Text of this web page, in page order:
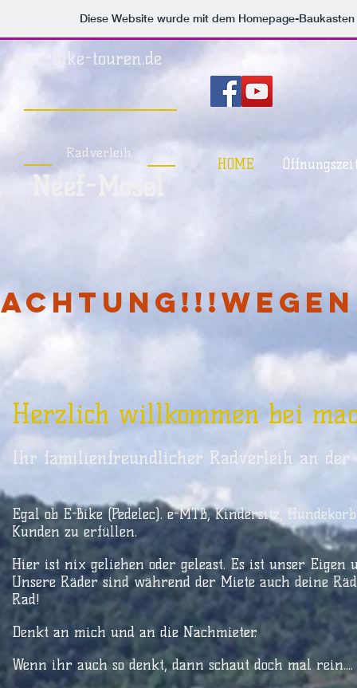
Diese Website wurde mit dem Homepage-
mac-bike-touren.de
HOME
Herzlich willkommen bei
Ihr familienfreundlicher Radverleih an der
Egal ob E-Bike (Pedelec). e-MTB, Kindersitz,
Kunden zu erfüllen.
Hier ist nix geliehen oder geleast. Es ist unser Eigen
Unsere Räder sind während der Miete auch deine
Rad!
Denkt an mich und an die Nachmieter.
Wenn ihr auch so denkt, dann schaut doch mal
Radverleih
Neef-Mosel